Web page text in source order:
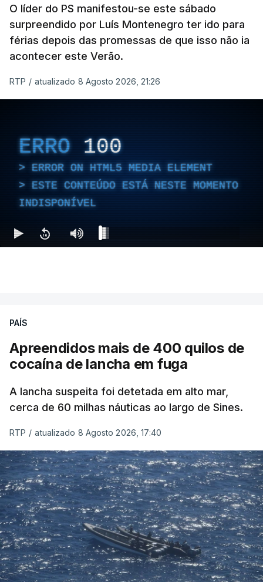
O líder do PS manifestou-se este sábado
surpreendido por Luís Montenegro ter ido para
férias depois das promessas de que isso não ia
acontecer este Verão.
RTP / atualizado 8 Agosto 2026, 21:26
ERRO 100
ERROR ON HTML5 MEDIA ELEMENT
ESTE CONTEÚDO ESTÁ NESTE MOMENTO
INDISPONÍVEL
PAÍS
Apreendidos mais de 400 quilos de
cocaína de lancha em fuga
A lancha suspeita foi detetada em alto mar,
cerca de 60 milhas náuticas ao largo de Sines.
RTP / atualizado 8 Agosto 2026, 17:40